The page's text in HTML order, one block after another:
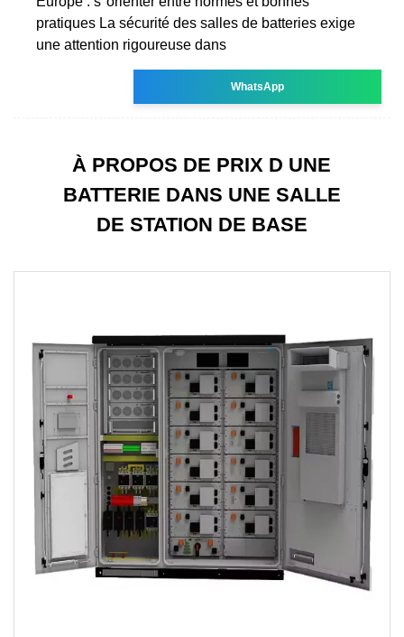
pratiques La sécurité des salles de batteries exige
une attention rigoureuse dans
WhatsApp
À PROPOS DE PRIX D UNE
BATTERIE DANS UNE SALLE
DE STATION DE BASE